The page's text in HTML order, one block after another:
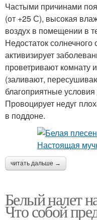
Частыми причинами
(от +25 С), высокая
воздух в помещении в
Недостаток
активизирует
проветривают
(заливают,
благоприятные
Провоцирует недуг
в поддоне.
читать дальше →
Белый налет
Что собой